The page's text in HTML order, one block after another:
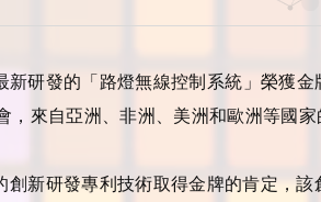
新研發的「路燈無線控制系統」榮獲
來自亞洲、非洲、美洲和歐洲等國家
新研發專利技術取得金牌的肯定，該